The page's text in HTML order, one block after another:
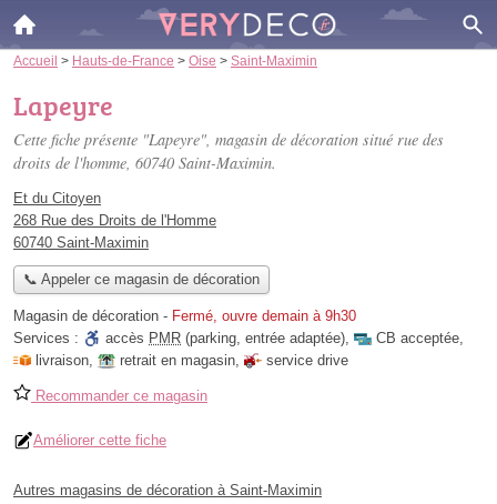
Accueil > Hauts-de-France > Oise > Saint-Maximin
Lapeyre
Cette fiche présente "Lapeyre", magasin de décoration situé rue des
droits de l'homme, 60740 Saint-Maximin.
Et du Citoyen
268 Rue des Droits de l'Homme
60740 Saint-Maximin
📞 Appeler ce magasin de décoration
Magasin de décoration - Fermé, ouvre demain à 9h30
Services :
accès PMR (parking, entrée adaptée), CB acceptée,
livraison, retrait en magasin, service drive
Recommander ce magasin
Améliorer cette fiche
Autres magasins de décoration à Saint-Maximin